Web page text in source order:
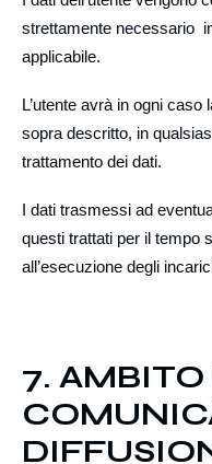
strettamente necessario
applicabile.
L’utente avrà in ogni
sopra descritto, in
trattamento dei dati.
I dati trasmessi ad
questi trattati per il tempo
all’esecuzione degli
7. AMBITO